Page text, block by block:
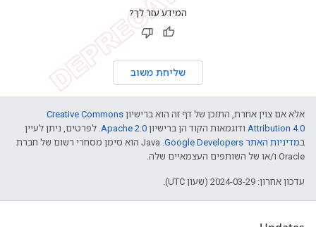
המידע עזר לך?
שליחת משוב
אלא אם צוין אחרת, התוכן של דף זה הוא ברישיון Creative Commons
Attribution 4.0 ודוגמאות הקוד הן ברישיון Apache 2.0 . לפרטים, ניתן לעיין
במדיניות האתר Google Developers‏
.‏ Java הוא סימן מסחרי רשום של חברת
Oracle ו/או של השותפים העצמאיים שלה.
עדכון אחרון: 2024-03-29 (שעון UTC).